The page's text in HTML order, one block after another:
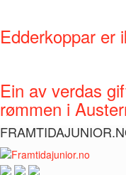
Edderkoppar er
Ein av verdas
rømmen i